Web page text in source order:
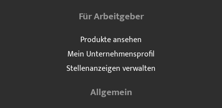
Für Arbeitgeber
Produkte ansehen
Mein Unternehmensprofil
Stellenanzeigen verwalten
Allgemein